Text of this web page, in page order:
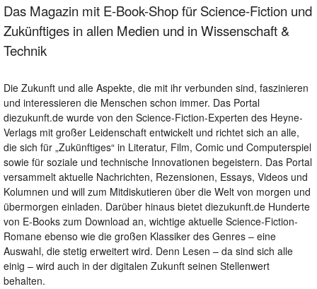
Das Magazin mit E-Book-Shop für Science-Fiction und
Zukünftiges in allen Medien und in Wissenschaft &
Technik
Die Zukunft und alle Aspekte, die mit ihr verbunden sind, faszinieren
und interessieren die Menschen schon immer. Das Portal
diezukunft.de wurde von den Science-Fiction-Experten des Heyne-
Verlags mit großer Leidenschaft entwickelt und richtet sich an alle,
die sich für „Zukünftiges“ in Literatur, Film, Comic und Computerspiel
sowie für soziale und technische Innovationen begeistern. Das Portal
versammelt aktuelle Nachrichten, Rezensionen, Essays, Videos und
Kolumnen und will zum Mitdiskutieren über die Welt von morgen und
übermorgen einladen. Darüber hinaus bietet diezukunft.de Hunderte
von E-Books zum Download an, wichtige aktuelle Science-Fiction-
Romane ebenso wie die großen Klassiker des Genres – eine
Auswahl, die stetig erweitert wird. Denn Lesen – da sind sich alle
einig – wird auch in der digitalen Zukunft seinen Stellenwert
behalten.